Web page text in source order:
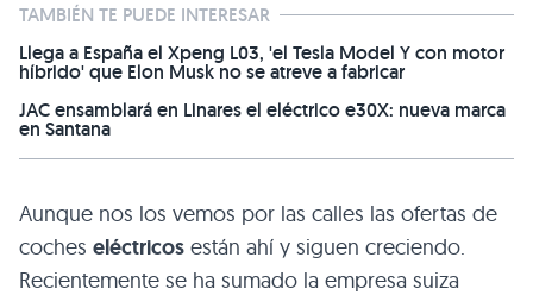
TAMBIÉN TE PUEDE INTERESAR
Llega a España el Xpeng L03, 'el Tesla Model Y con motor
híbrido' que Elon Musk no se atreve a fabricar
JAC ensamblará en Linares el eléctrico e30X: nueva marca
en Santana
Aunque nos los vemos por las calles las ofertas de
coches eléctricos están ahí y siguen creciendo.
Recientemente se ha sumado la empresa suiza